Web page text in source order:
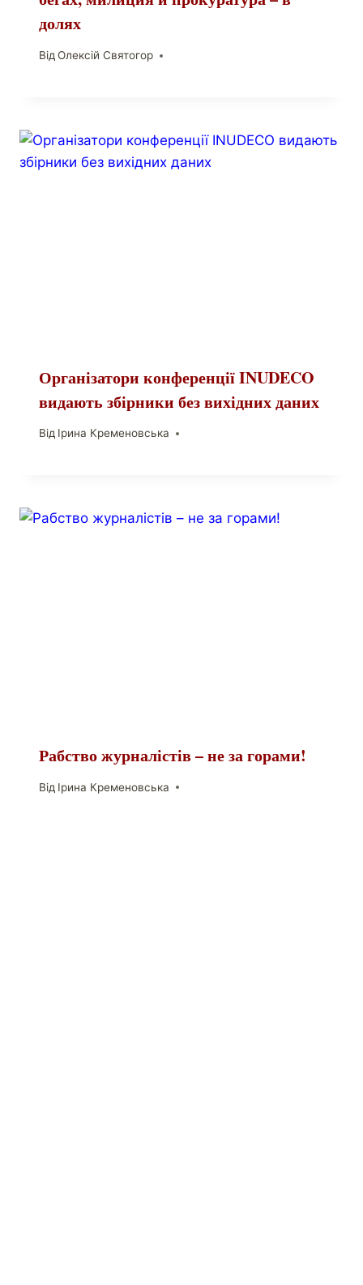
долях
Від Олексій Святогор
Організатори конференції INUDECO
видають збірники без вихідних даних
Від Ірина Кременовська
Рабство журналістів – не за горами!
Від Ірина Кременовська